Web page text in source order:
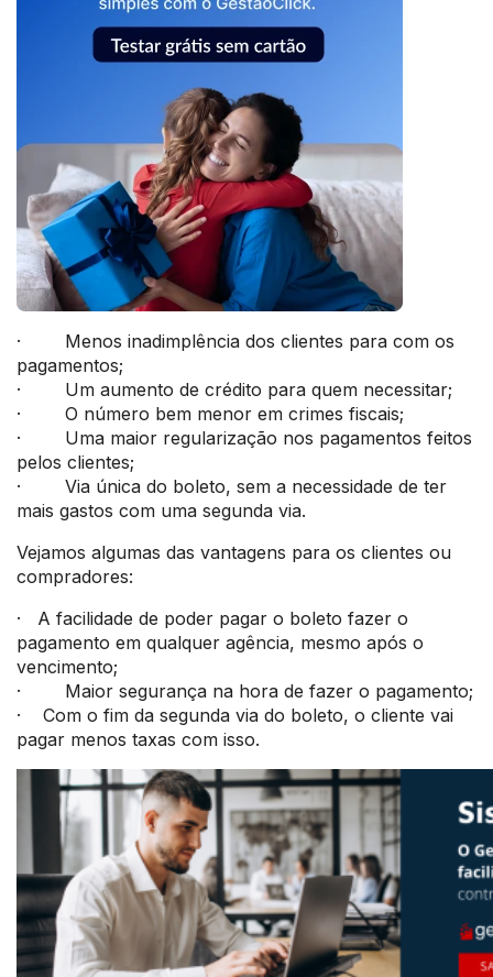
· Menos inadimplência dos clientes para com os
pagamentos;
· Um aumento de crédito para quem necessitar;
· O número bem menor em crimes fiscais;
· Uma maior regularização nos pagamentos feitos
pelos clientes;
· Via única do boleto, sem a necessidade de ter
mais gastos com uma segunda via.
Vejamos algumas das vantagens para os clientes ou
compradores:
· A facilidade de poder pagar o boleto fazer o
pagamento em qualquer agência, mesmo após o
vencimento;
· Maior segurança na hora de fazer o pagamento;
· Com o fim da segunda via do boleto, o cliente vai
pagar menos taxas com isso.